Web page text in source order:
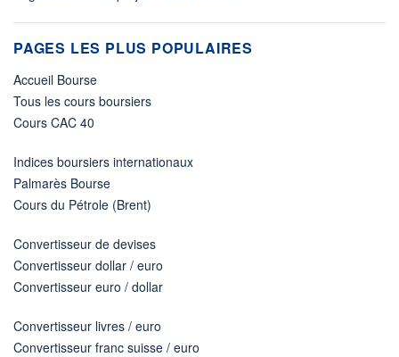
PAGES LES PLUS POPULAIRES
Accueil Bourse
Tous les cours boursiers
Cours CAC 40
Indices boursiers internationaux
Palmarès Bourse
Cours du Pétrole (Brent)
Convertisseur de devises
Convertisseur dollar / euro
Convertisseur euro / dollar
Convertisseur livres / euro
Convertisseur franc suisse / euro